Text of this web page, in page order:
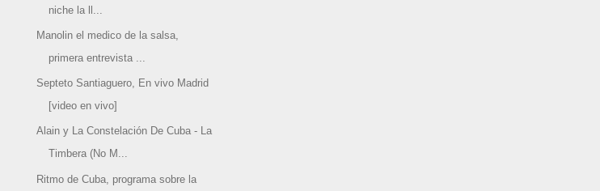
niche la ll...
Manolin el medico de la salsa,
primera entrevista ...
Septeto Santiaguero, En vivo Madrid
[video en vivo]
Alain y La Constelación De Cuba - La
Timbera (No M...
Ritmo de Cuba, programa sobre la